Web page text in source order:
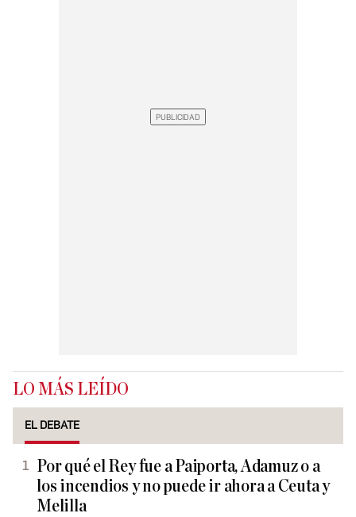
LO MÁS LEÍDO
EL DEBATE
Por qué el Rey fue a Paiporta, Adamuz o a
los incendios y no puede ir ahora a Ceuta y
Melilla